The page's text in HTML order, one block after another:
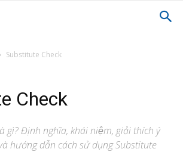
Substitute Check
Check
gì? Định nghĩa, khái niệm, giải thích ý
hướng dẫn cách sử dụng Substitute